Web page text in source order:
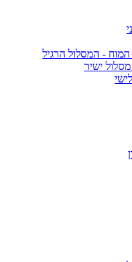
- המסלול הרגיל
ישיר